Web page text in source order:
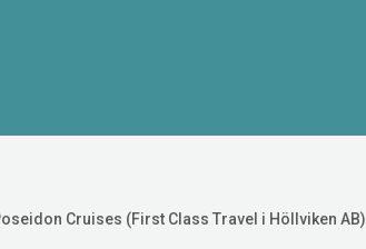
Cruises (First Class Travel i Höllviken AB)